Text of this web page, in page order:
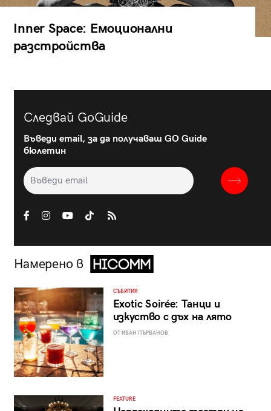
Inner Space: Емоционални
разстройства
Следвай GoGuide
Въведи email, за да получаваш GO Guide
бюлетин
Намерено в
СЪБИТИЯ
Exotic Soirée: Танци и
изкуство с дъх на лято
ОТ ИВАН ПЪРВАНОВ
FEATURE